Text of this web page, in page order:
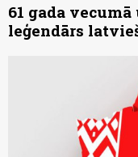
61 gada
leģendārs